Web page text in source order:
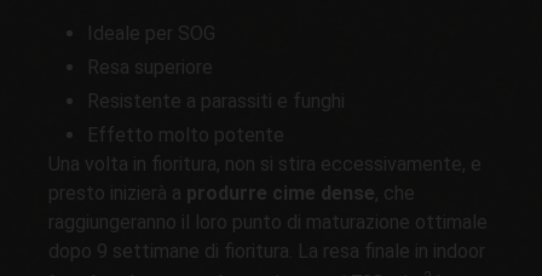
Ideale per SOG
Resa superiore
Resistente a parassiti e funghi
Effetto molto potente
Una volta in fioritura, non si stira eccessivamente, e
presto inizierà a produrre cime dense, che
raggiungeranno il loro punto di maturazione ottimale
dopo 9 settimane di fioritura. La resa finale in indoor